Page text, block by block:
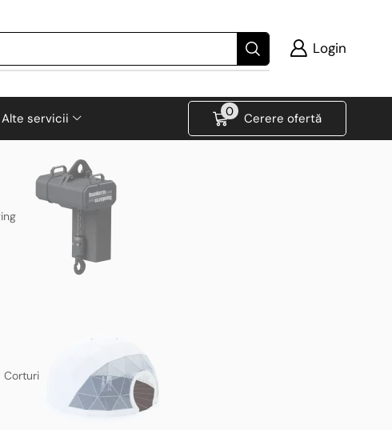
Login
Alte servicii 0 Cerere ofertă
Corturi